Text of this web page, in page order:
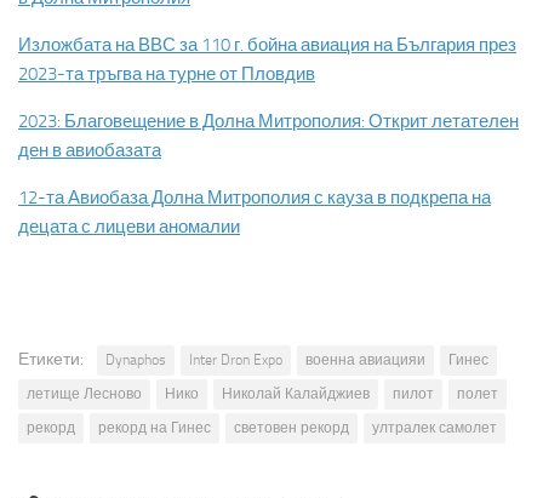
Изложбата на ВВС за 110 г. бойна авиация на България през
2023-та тръгва на турне от Пловдив
2023: Благовещение в Долна Митрополия: Открит летателен
ден в авиобазата
12-та Авиобаза Долна Митрополия с кауза в подкрепа на
децата с лицеви аномалии
Етикети: Dynaphos Inter Dron Expo военна авиацияи
Гинес
летище Лесново
Нико Николай Калайджиев пилот
полет
рекорд
рекорд на Гинес световен рекорд ултралек самолет